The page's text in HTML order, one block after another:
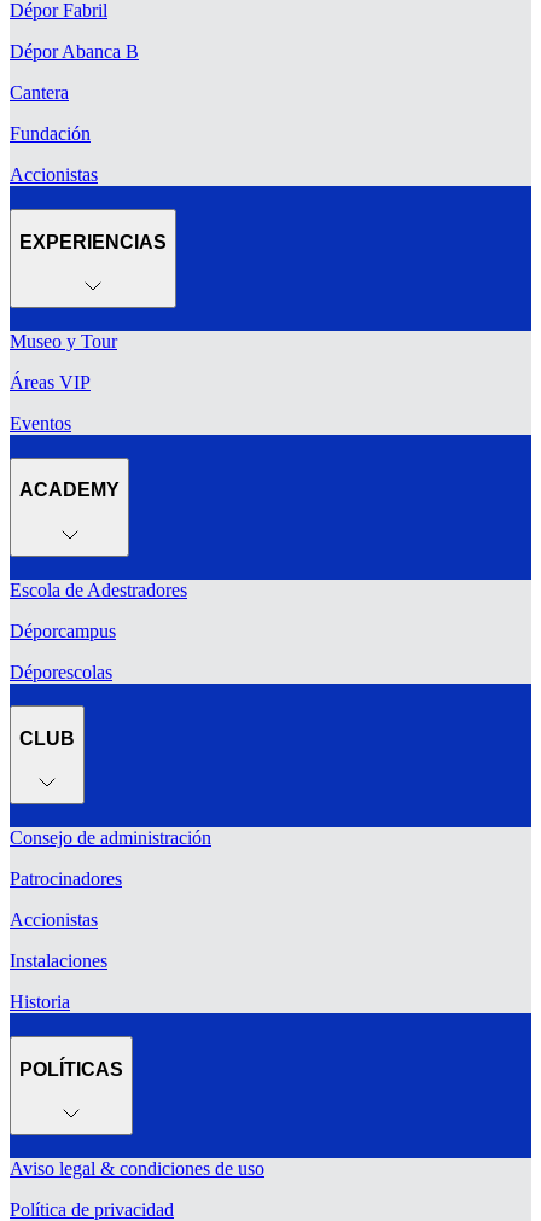
Dépor Fabril
Dépor Abanca B
Cantera
Fundación
Accionistas
EXPERIENCIAS
Museo y Tour
Áreas VIP
Eventos
ACADEMY
Escola de Adestradores
Déporcampus
Déporescolas
CLUB
Consejo de administración
Patrocinadores
Accionistas
Instalaciones
Historia
POLÍTICAS
Aviso legal & condiciones de uso
Política de privacidad